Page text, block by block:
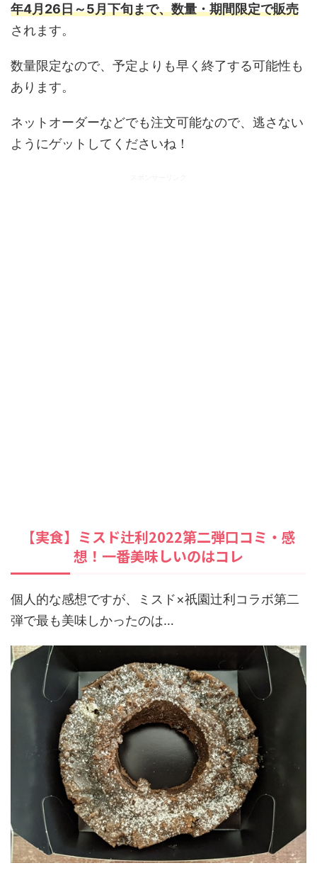
年4月26日～5月下旬まで、数量・期間限定で販売
されます。
数量限定なので、予定よりも早く終了する可能性も
あります。
ネットオーダーなどでも注文可能なので、逃さない
ようにゲットしてくださいね！
【実食】ミスド辻利2022第二弾口コミ・感
想！一番美味しいのはコレ
個人的な感想ですが、ミスド×祇園辻利コラボ第二
弾で最も美味しかったのは…